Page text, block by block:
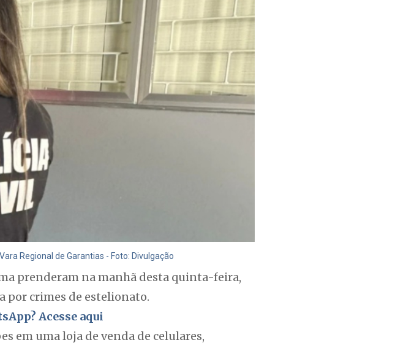
Regional de Garantias - Foto: Divulgação
prenderam na manhã desta quinta-feira,
por crimes de estelionato.
Acesse aqui
em uma loja de venda de celulares,